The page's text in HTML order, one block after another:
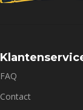
FAQ
Contact